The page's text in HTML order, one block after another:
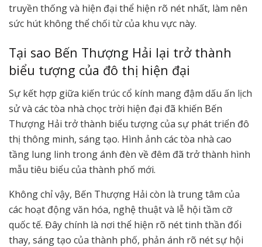
truyền thống và hiện đại thể hiện rõ nét nhất, làm nên
sức hút không thể chối từ của khu vực này.
Tại sao Bến Thượng Hải lại trở thành
biểu tượng của đô thị hiện đại
Sự kết hợp giữa kiến trúc cổ kính mang đậm dấu ấn lịch
sử và các tòa nhà chọc trời hiện đại đã khiến Bến
Thượng Hải trở thành biểu tượng của sự phát triển đô
thị thông minh, sáng tạo. Hình ảnh các tòa nhà cao
tầng lung linh trong ánh đèn về đêm đã trở thành hình
mẫu tiêu biểu của thành phố mới.
Không chỉ vậy, Bến Thượng Hải còn là trung tâm của
các hoạt động văn hóa, nghệ thuật và lễ hội tầm cỡ
quốc tế. Đây chính là nơi thể hiện rõ nét tinh thần đổi
thay, sáng tạo của thành phố, phản ánh rõ nét sự hội